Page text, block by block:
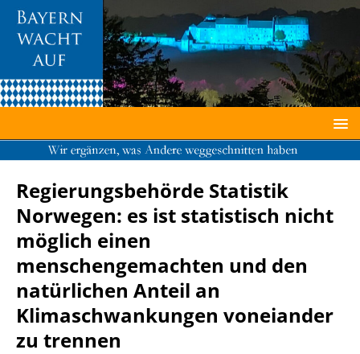
Von Bene16, CC BY-SA 3.0,
https://commons.wikimedia.org/w/index.php?curid=31081340
Regierungsbehörde Statistik
Norwegen: es ist statistisch nicht
möglich einen
menschengemachten und den
natürlichen Anteil an
Klimaschwankungen voneiander
zu trennen